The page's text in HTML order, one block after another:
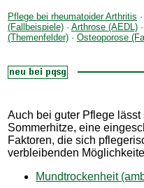
Pflege bei rheumatoider Arthritis ·
(Fallbeispiele) · Arthrose (AEDL) ·
(Themenfelder) · Osteoporose
Auch bei guter Pflege
Sommerhitze, eine
Faktoren, die sich
verbleibenden
Mundtrockenheit